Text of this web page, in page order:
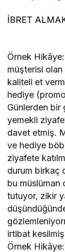
İBRET
Örnek
müşterisi
kaliteli et
hediye
Günlerden bir
yemekli
davet etmiş.
ve hediye
ziyafete
durum birkaç
bu müslüman
tutuyor, zikir
irtibat
Örnek